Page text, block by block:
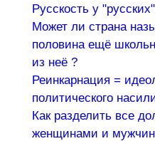
Русскость у
Может ли страна
половина ещё
из неё ?
Реинкарнация =
политического
Как разделить все
женщинами и